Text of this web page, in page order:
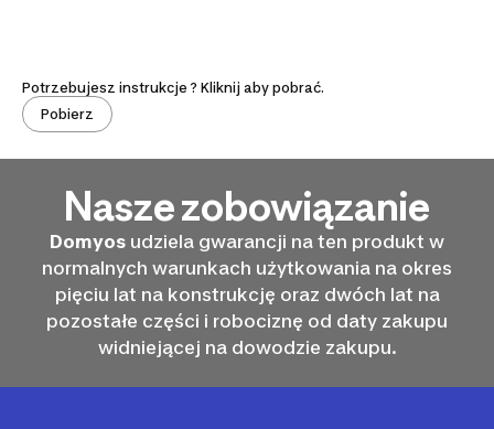
Potrzebujesz instrukcje ? Kliknij aby pobrać.
Pobierz
Nasze zobowiązanie
Domyos udziela gwarancji na ten produkt w
normalnych warunkach użytkowania na okres
pięciu lat na konstrukcję oraz dwóch lat na
pozostałe części i robociznę od daty zakupu
widniejącej na dowodzie zakupu.